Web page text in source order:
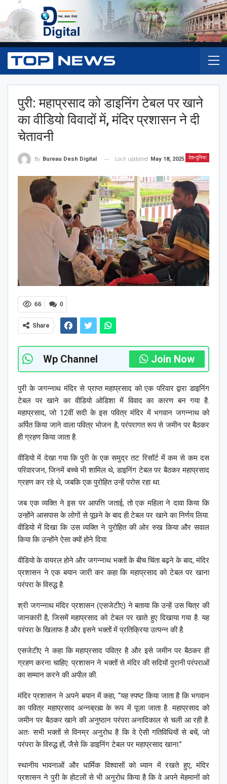
पुरी: महाप्रसाद को डाइनिंग टेबल पर खाने
का वीडियो विवादों में, मंदिर प्रशासन ने दी
चेतावनी
देश-दुनिया
By Bureau Desh Digital Last updated May 18, 2025
0
66
Share
Wp Channel Join Now
पुरी के जगन्नाथ मंदिर से प्राप्त महाप्रसाद को एक परिवार द्वारा डाइनिंग
टेबल पर खाने का वीडियो ओडिशा में विवाद का कारण बन गया है.
महाप्रसाद, जो 12वीं सदी के इस पवित्र मंदिर में भगवान जगन्नाथ को
अर्पित किया जाने वाला पवित्र भोजन है, परंपरागत रूप से जमीन पर बैठकर
ही ग्रहण किया जाता है.
वीडियो में देखा गया कि पुरी के एक समुद्र तट रिसॉर्ट में कम से कम दस
परिवारजन, जिनमें बच्चे भी शामिल थे, डाइनिंग टेबल पर बैठकर महाप्रसाद
ग्रहण कर रहे थे, जबकि एक पुरोहित उन्हें परोस रहा था.
जब एक व्यक्ति ने इस पर आपत्ति जताई, तो एक महिला ने दावा किया कि
उन्होंने आसपास के लोगों से पूछने के बाद ही टेबल पर खाने का निर्णय लिया.
वीडियो में दिखा कि उस व्यक्ति ने पुरोहित की ओर रुख किया और सवाल
किया कि उन्होंने ऐसा क्यों होने दिया.
वीडियो के वायरल होने और जगन्नाथ भक्तों के बीच चिंता बढ़ने के बाद, मंदिर
प्रशासन ने एक बयान जारी कर कहा कि महाप्रसाद को टेबल पर खाना
परंपरा के विरुद्ध है.
श्री जगन्नाथ मंदिर प्रशासन (एसजेटीए) ने बताया कि उन्हें उस चित्र की
जानकारी है, जिसमें महाप्रसाद को टेबल पर खाते हुए दिखाया गया है. यह
परंपरा के खिलाफ है और इसने भक्तों में प्रतिक्रिया उत्पन्न की है.
एसजेटीए ने कहा कि महाप्रसाद पवित्र है और इसे जमीन पर बैठकर ही
ग्रहण करना चाहिए. प्रशासन ने भक्तों से मंदिर की सदियों पुरानी परंपराओं
का सम्मान करने की अपील की.
मंदिर प्रशासन ने अपने बयान में कहा, “यह स्पष्ट किया जाता है कि भगवान
का पवित्र महाप्रसाद अन्नब्रह्म के रूप में पूजा जाता है. महाप्रसाद को
जमीन पर बैठकर खाने की अनुष्ठान परंपरा अनादिकाल से चली आ रही है.
अतः सभी भक्तों से विनम्र अनुरोध है कि वे ऐसी गतिविधियों से बचें, जो
परंपरा के विरुद्ध हों, जैसे कि डाइनिंग टेबल पर महाप्रसाद खाना.”
स्थानीय भावनाओं और धार्मिक विश्वासों को ध्यान में रखते हुए, मंदिर
प्रशासन ने पुरी के होटलों से भी अनुरोध किया है कि वे अपने मेहमानों को